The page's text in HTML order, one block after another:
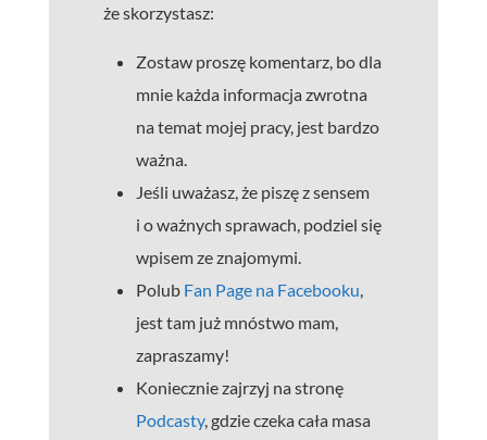
że skorzystasz:
Zostaw proszę komentarz, bo dla
mnie każda informacja zwrotna
na temat mojej pracy, jest bardzo
ważna.
Jeśli uważasz, że piszę z sensem
i o ważnych sprawach, podziel się
wpisem ze znajomymi.
Polub Fan Page na Facebooku
jest tam już mnóstwo mam,
zapraszamy!
Koniecznie zajrzyj na stronę
Podcasty, gdzie czeka cała masa